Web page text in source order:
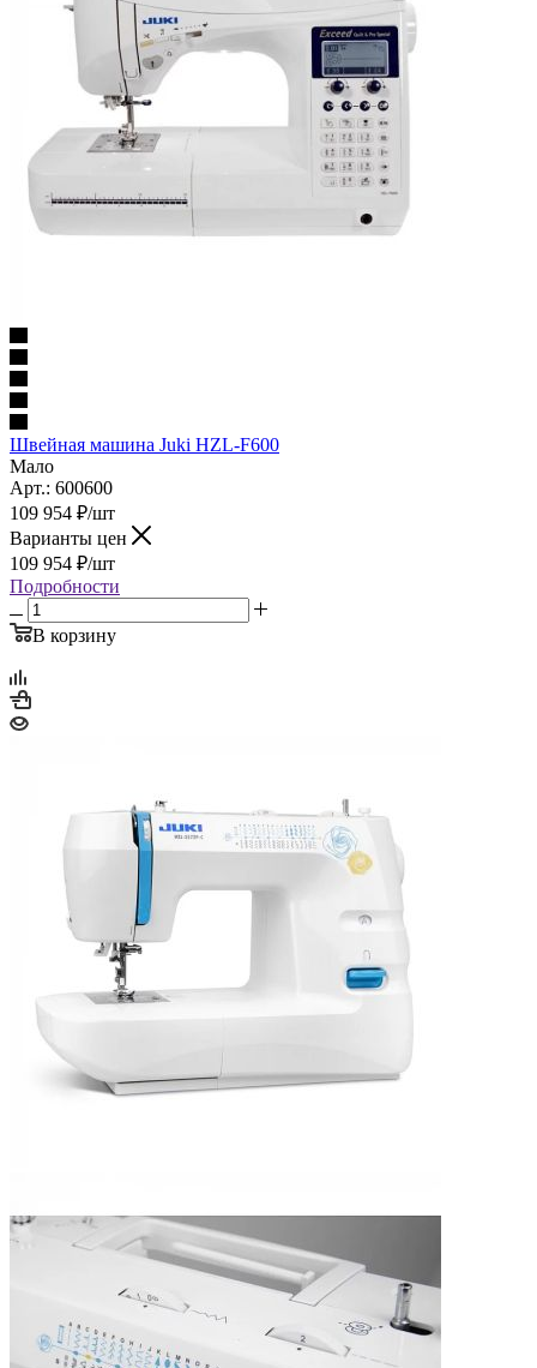
Швейная машина Juki HZL-F600
Мало
Арт.: 600600
109 954 ₽/шт
Варианты цен
109 954 ₽/шт
Подробности
В корзину